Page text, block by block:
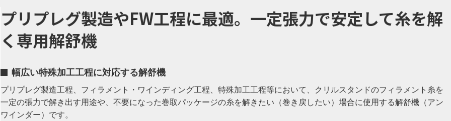
プリプレグ製造やFW工程に最適。一定張力で安定して糸を解
く専用解舒機
幅広い特殊加工工程に対応する解舒機
プリプレグ製造工程、フィラメント・ワインディング工程、特殊加工工程等において、クリルスタンドのフィラメント糸を
一定の張力で解き出す用途や、不要になった巻取パッケージの糸を解きたい（巻き戻したい）場合に使用する解舒機（アン
ワインダー）です。